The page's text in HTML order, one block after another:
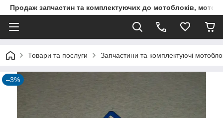
Продаж запчастин та комплектуючих до мотоблоків,
Товари та послуги Запчастини та комплектуючі
–3%